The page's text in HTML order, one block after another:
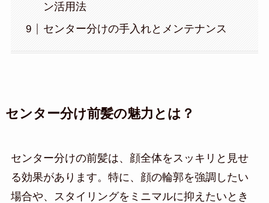
ン活用法
センター分けの手入れとメンテナンス
センター分け前髪の魅力とは？
センター分けの前髪は、顔全体をスッキリと見せ
る効果があります。特に、顔の輪郭を強調したい
場合や、スタイリングをミニマルに抑えたいとき